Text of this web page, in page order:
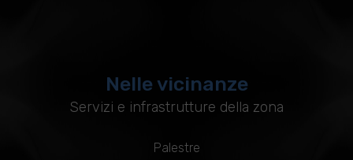
Nelle vicinanze
Servizi e infrastrutture della zona
Palestre